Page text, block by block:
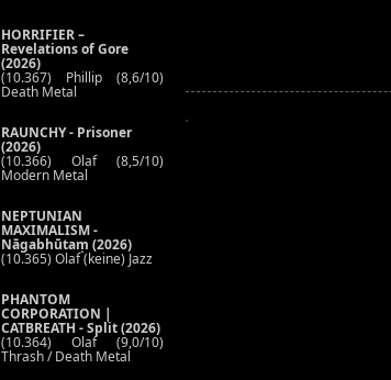
HORRIFIER –
Revelations of Gore
(2026)
(10.367) Phillip (8,6/10)
Death Metal
RAUNCHY - Prisoner
(2026)
(10.366) Olaf (8,5/10)
Modern Metal
NEPTUNIAN
MAXIMALISM -
Nāgabhūtaṃ (2026)
(10.365) Olaf (keine) Jazz
PHANTOM
CORPORATION |
CATBREATH - Split (2026)
(10.364) Olaf (9,0/10)
Thrash / Death Metal